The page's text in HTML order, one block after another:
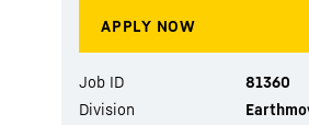
Job ID
81360
Division